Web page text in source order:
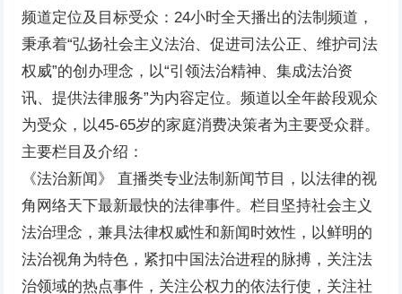
频道定位及目标受众：24小时全天播出的法制频道，
秉承着“弘扬社会主义法治、促进司法公正、维护司法
权威”的创办理念，以“引领法治精神、集成法治资
讯、提供法律服务”为内容定位。频道以全年龄段观众
为受众，以45-65岁的家庭消费决策者为主要受众群。
主要栏目及介绍：
《法治新闻》 直播类专业法制新闻节目，以法律的视
角网络天下最新最快的法律事件。栏目坚持社会主义
法治理念，兼具法律权威性和新闻时效性，以鲜明的
法治视角为特色，紧扣中国法治进程的脉搏，关注法
治领域的热点事件，关注公权力的依法行使，关注社